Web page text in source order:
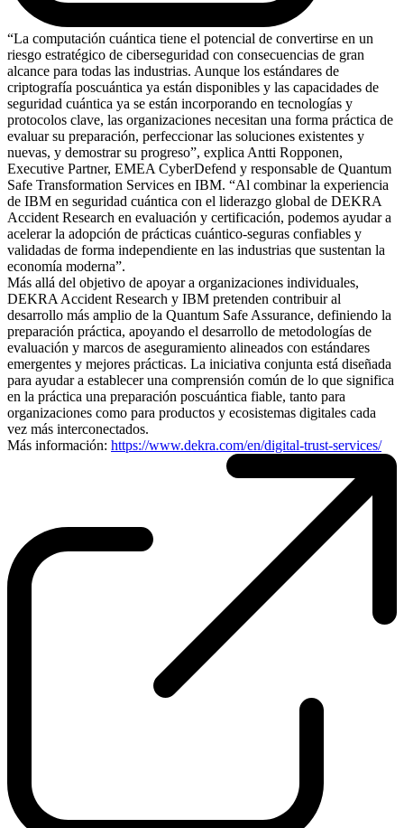
“La computación cuántica tiene el potencial de convertirse en un
riesgo estratégico de ciberseguridad con consecuencias de gran
alcance para todas las industrias. Aunque los estándares de
criptografía poscuántica ya están disponibles y las capacidades de
seguridad cuántica ya se están incorporando en tecnologías y
protocolos clave, las organizaciones necesitan una forma práctica de
evaluar su preparación, perfeccionar las soluciones existentes y
nuevas, y demostrar su progreso”, explica Antti Ropponen,
Executive Partner, EMEA CyberDefend y responsable de Quantum
Safe Transformation Services en IBM. “Al combinar la experiencia
de IBM en seguridad cuántica con el liderazgo global de DEKRA
Accident Research en evaluación y certificación, podemos ayudar a
acelerar la adopción de prácticas cuántico-seguras confiables y
validadas de forma independiente en las industrias que sustentan la
economía moderna”.
Más allá del objetivo de apoyar a organizaciones individuales,
DEKRA Accident Research y IBM pretenden contribuir al
desarrollo más amplio de la Quantum Safe Assurance, definiendo la
preparación práctica, apoyando el desarrollo de metodologías de
evaluación y marcos de aseguramiento alineados con estándares
emergentes y mejores prácticas. La iniciativa conjunta está diseñada
para ayudar a establecer una comprensión común de lo que significa
en la práctica una preparación poscuántica fiable, tanto para
organizaciones como para productos y ecosistemas digitales cada
vez más interconectados.
Más información: https://www.dekra.com/en/digital-trust-services/